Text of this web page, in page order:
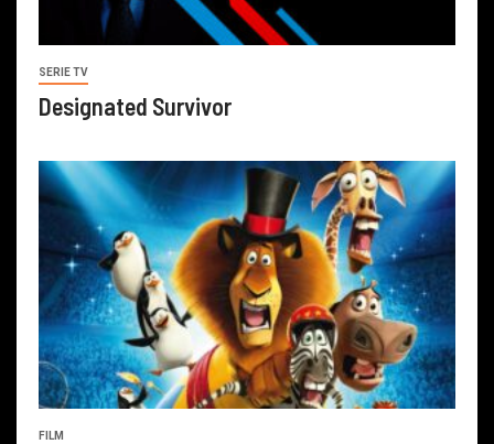
SERIE TV
Designated Survivor
FILM